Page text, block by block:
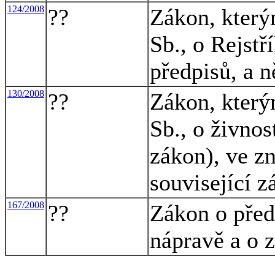
124/2008 ??
Zákon,
Sb., o
předpisů, a
130/2008 ??
Zákon,
Sb., o
zákon), ve
související
167/2008 ??
Zákon o
nápravě a o